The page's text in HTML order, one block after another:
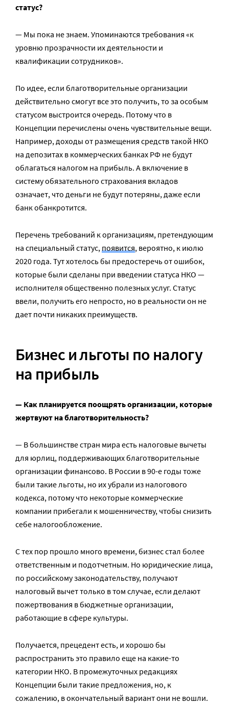
статус?
— Мы пока не знаем. Упоминаются требования «к
уровню прозрачности их деятельности и
квалификации сотрудников».
По идее, если благотворительные организации
действительно смогут все это получить, то за особым
статусом выстроится очередь. Потому что в
Концепции перечислены очень чувствительные вещи.
Например, доходы от размещения средств такой НКО
на депозитах в коммерческих банках РФ не будут
облагаться налогом на прибыль. А включение в
систему обязательного страхования вкладов
означает, что деньги не будут потеряны, даже если
банк обанкротится.
Перечень требований к организациям, претендующим
на специальный статус,появится, вероятно, к июлю
2020 года. Тут хотелось бы предостеречь от ошибок,
которые были сделаны при введении статуса НКО —
исполнителя общественно полезных услуг. Статус
ввели, получить его непросто, но в реальности он не
дает почти никаких преимуществ.
Бизнес и льготы по налогу
на прибыль
— Как планируется поощрять организации, которые
жертвуют на благотворительность?
— В большинстве стран мира есть налоговые вычеты
для юрлиц, поддерживающих благотворительные
организации финансово. В России в 90-е годы тоже
были такие льготы, но их убрали из налогового
кодекса, потому что некоторые коммерческие
компании прибегали к мошенничеству, чтобы снизить
себе налогообложение.
С тех пор прошло много времени, бизнес стал более
ответственным и подотчетным. Но юридические лица,
по российскому законодательству, получают
налоговый вычет только в том случае, если делают
пожертвования в бюджетные организации,
работающие в сфере культуры.
Получается, прецедент есть, и хорошо бы
распространить это правило еще на какие-то
категории НКО. В промежуточных редакциях
Концепции были такие предложения, но, к
сожалению, в окончательный вариант они не вошли.